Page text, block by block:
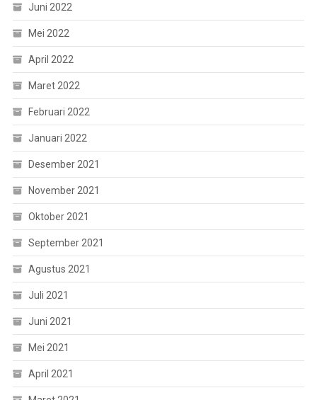
Juni 2022
Mei 2022
April 2022
Maret 2022
Februari 2022
Januari 2022
Desember 2021
November 2021
Oktober 2021
September 2021
Agustus 2021
Juli 2021
Juni 2021
Mei 2021
April 2021